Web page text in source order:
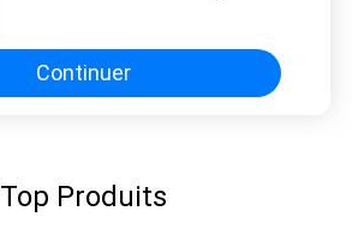
Continuer
Top Produits